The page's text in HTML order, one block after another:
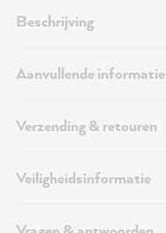
Beschrijving
Aanvullende informatie
Verzending & retouren
Veiligheidsinformatie